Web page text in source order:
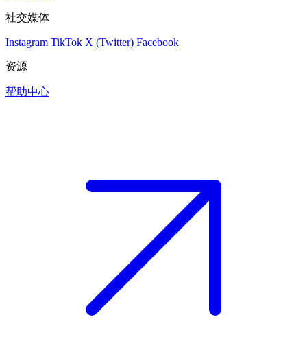
社交媒体
Instagram TikTok X (Twitter) Facebook
资源
帮助中心